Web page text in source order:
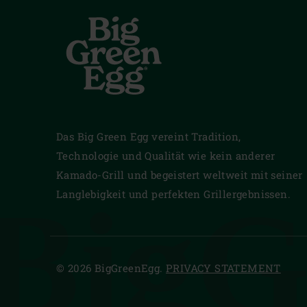
Das Big Green Egg vereint Tradition,
Technologie und Qualität wie kein anderer
Kamado-Grill und begeistert weltweit mit seiner
Langlebigkeit und perfekten Grillergebnissen.
© 2026 BigGreenEgg. PRIVACY STATEMENT